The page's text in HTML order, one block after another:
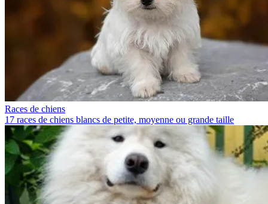
Races de chiens
17 races de chiens blancs de petite, moyenne ou grande taille